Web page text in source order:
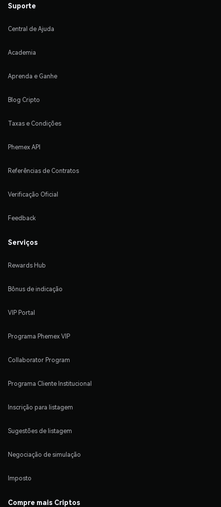
Suporte
Central de Ajuda
Academia
Aprenda e Ganhe
Blog Cripto
Taxas e Condições
Phemex API
Referências de Contratos
Verificação Oficial
Feedback
Serviços
Rewards Hub
Bônus de indicação
VIP Portal
Programa Phemex VIP
Collaborator Program
Programa Cliente Institucional
Inscrição para listagem
Sugestões de listagem
Negociação de simulação
Imposto
Compre mais Criptos